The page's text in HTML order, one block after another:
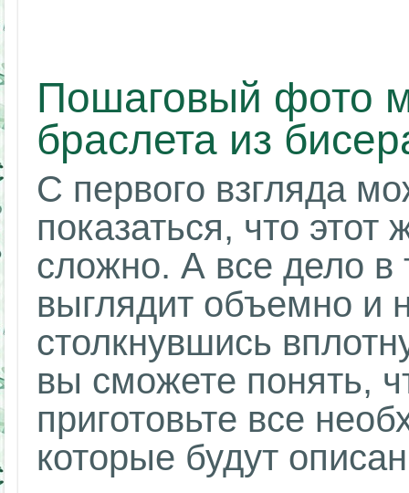
Пошаговый фото
браслета из
С первого взгляда
показаться, что этот
сложно. А все дело в
выглядит объемно и
столкнувшись
вы сможете понять,
приготовьте все
которые будут